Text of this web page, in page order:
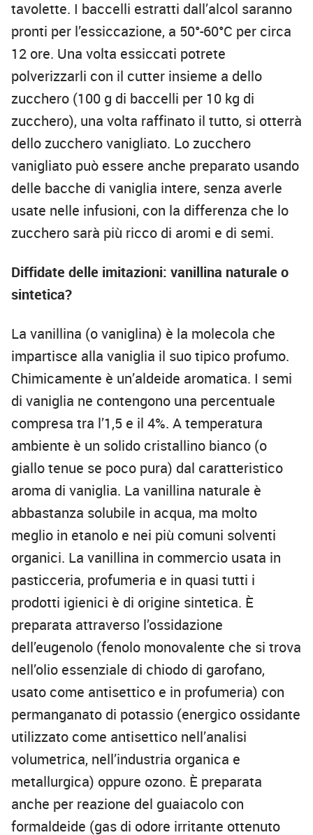
tavolette. I baccelli estratti dall’alcol saranno
pronti per l’essiccazione, a 50°-60°C per circa
12 ore. Una volta essiccati potrete
polverizzarli con il cutter insieme a dello
zucchero (100 g di baccelli per 10 kg di
zucchero), una volta raffinato il tutto, si otterrà
dello zucchero vanigliato. Lo zucchero
vanigliato può essere anche preparato usando
delle bacche di vaniglia intere, senza averle
usate nelle infusioni, con la differenza che lo
zucchero sarà più ricco di aromi e di semi.
Diffidate delle imitazioni: vanillina naturale o
sintetica?
La vanillina (o vaniglina) è la molecola che
impartisce alla vaniglia il suo tipico profumo.
Chimicamente è un’aldeide aromatica. I semi
di vaniglia ne contengono una percentuale
compresa tra l’1,5 e il 4%. A temperatura
ambiente è un solido cristallino bianco (o
giallo tenue se poco pura) dal caratteristico
aroma di vaniglia. La vanillina naturale è
abbastanza solubile in acqua, ma molto
meglio in etanolo e nei più comuni solventi
organici. La vanillina in commercio usata in
pasticceria, profumeria e in quasi tutti i
prodotti igienici è di origine sintetica. È
preparata attraverso l’ossidazione
dell’eugenolo (fenolo monovalente che si trova
nell’olio essenziale di chiodo di garofano,
usato come antisettico e in profumeria) con
permanganato di potassio (energico ossidante
utilizzato come antisettico nell’analisi
volumetrica, nell’industria organica e
metallurgica) oppure ozono. È preparata
anche per reazione del guaiacolo con
formaldeide (gas di odore irritante ottenuto